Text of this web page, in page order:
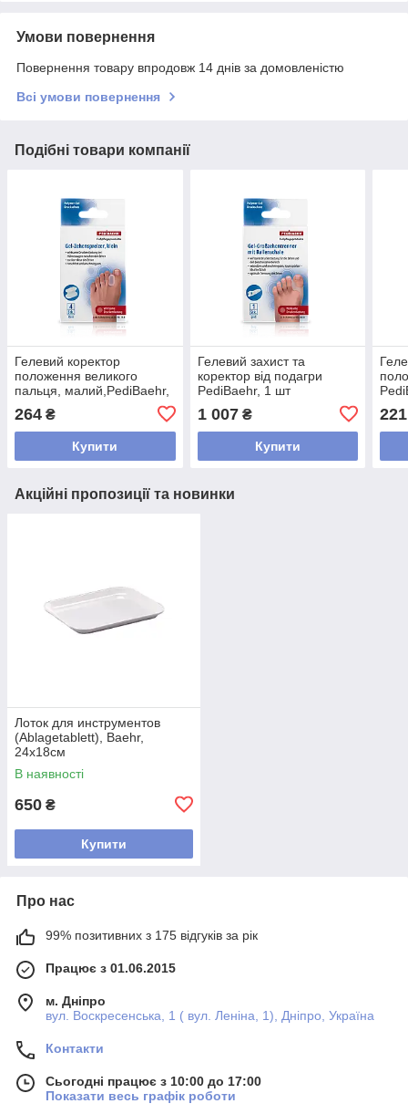
Умови повернення
Повернення товару впродовж 14 днів за домовленістю
Всі умови повернення
Подібні товари компанії
Гелевий коректор
положення великого
пальця, малий,PediBaehr,
264 ₴
Купити
Гелевий захист та
коректор від подагри
PediBaehr, 1 шт
1 007₴
Купити
шт
221
Акційні пропозиції та новинки
Лоток для инструментов
(Ablagetablett), Baehr,
24х18см
В наявності
650 ₴
Купити
Про нас
99% позитивних з 175 відгуків за рік
Працює з 01.06.2015
м. Дніпро
вул. Воскресенська, 1 ( вул. Леніна, 1), Дніпро, Україна
Контакти
Сьогодні працює з 10:00 до 17:00
Показати весь графік роботи